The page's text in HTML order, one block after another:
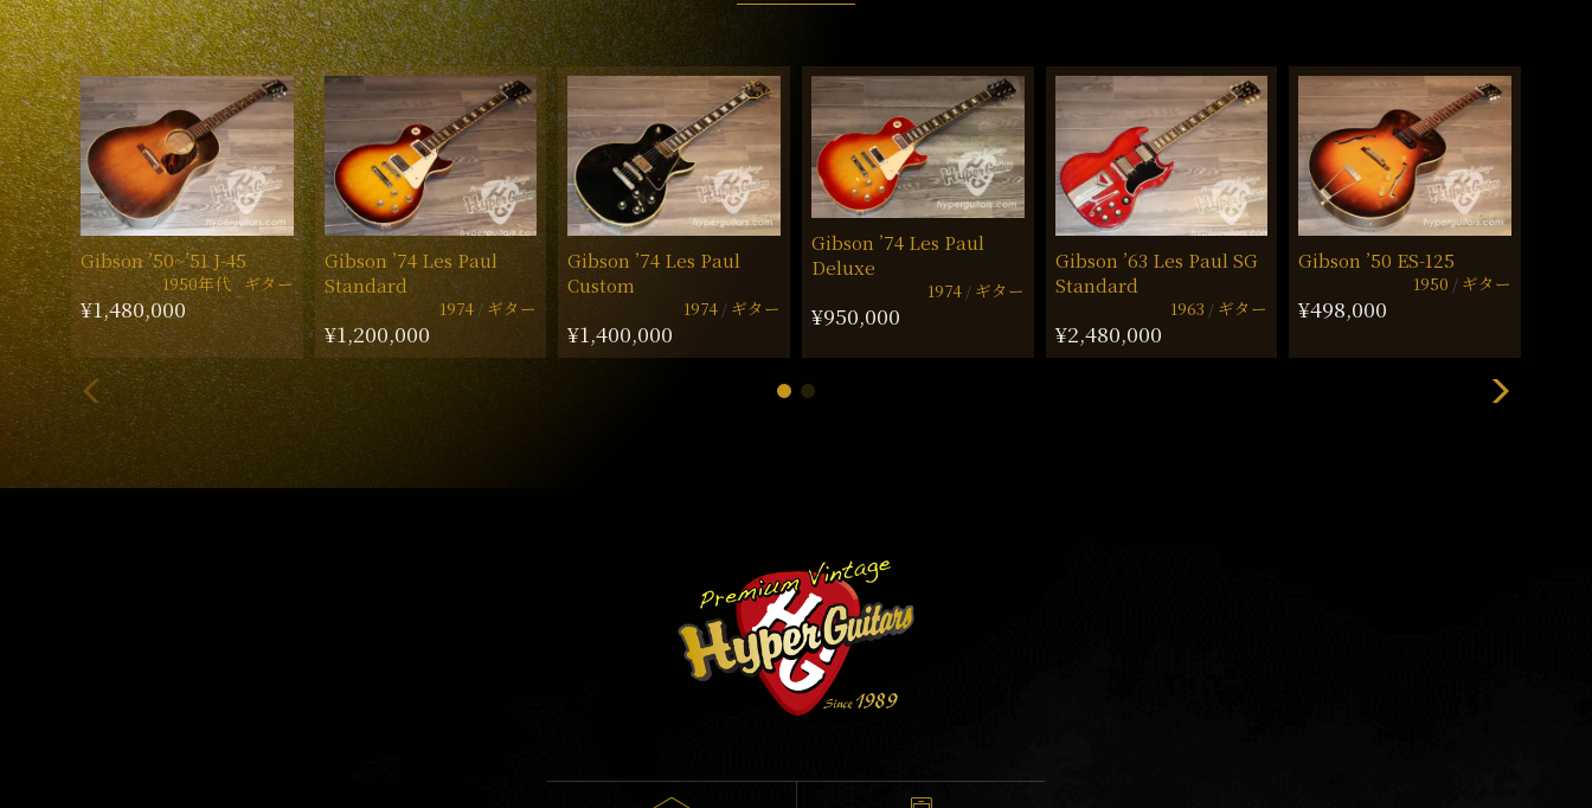
Gibson ’50~’51 J-45
1950年代 ギター
¥1,480,000
Gibson ’74 Les Paul
Standard
1974 ギター
¥1,200,000
Gibson ’74 Les Paul
Custom
1974 ギター
¥1,400,000
Gibson ’74 Les Paul
Deluxe
1974 ギター
¥950,000
Gibson ’63 Les Paul SG
Standard
1963 ギター
¥2,480,000
Gibson ’50 ES-125
1950 ギター
¥498,000